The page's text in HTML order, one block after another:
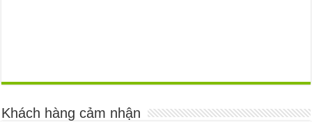
Khách hàng cảm nhận